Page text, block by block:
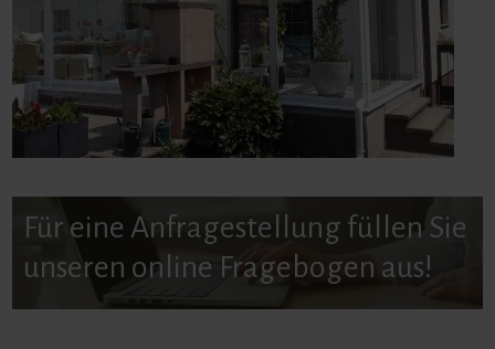
Für eine Anfragestellung füllen Sie
unseren online Fragebogen aus!